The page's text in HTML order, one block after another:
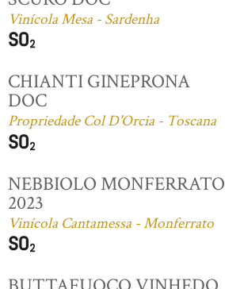
Vinícola Mesa - Sardenha
CHIANTI GINEPRONA
DOC
Propriedade Col D'Orcia - Toscana
NEBBIOLO MONFERRATO
2023
Vinícola Cantamessa - Monferrato